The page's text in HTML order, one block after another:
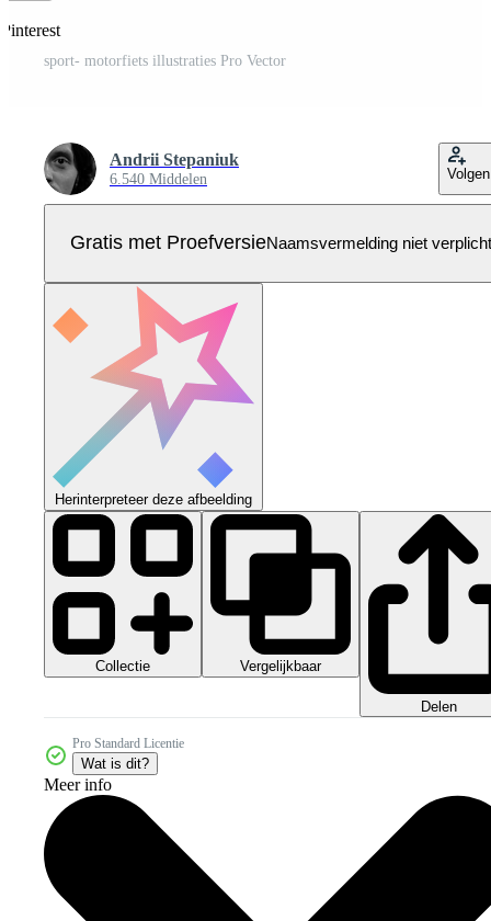
sport- motorfiets illustraties Pro Vector
Andrii Stepaniuk
6.540 Middelen Volgen
Gratis met ProefversieNaamsvermelding niet verplicht
Herinterpreteer deze afbeelding
Collectie Vergelijkbaar
Delen
Pro Standard Licentie
Wat is dit?
Meer info